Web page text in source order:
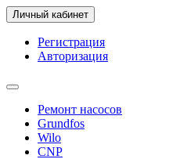
Личный кабинет
Регистрация
Авторизация
Ремонт насосов
Grundfos
Wilo
CNP